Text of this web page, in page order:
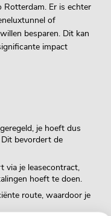
Rotterdam. Er is echter
of
besparen. Dit kan
impact
je hoeft dus
bevordert de
via je leasecontract,
hoeft te doen.
route, waardoor je